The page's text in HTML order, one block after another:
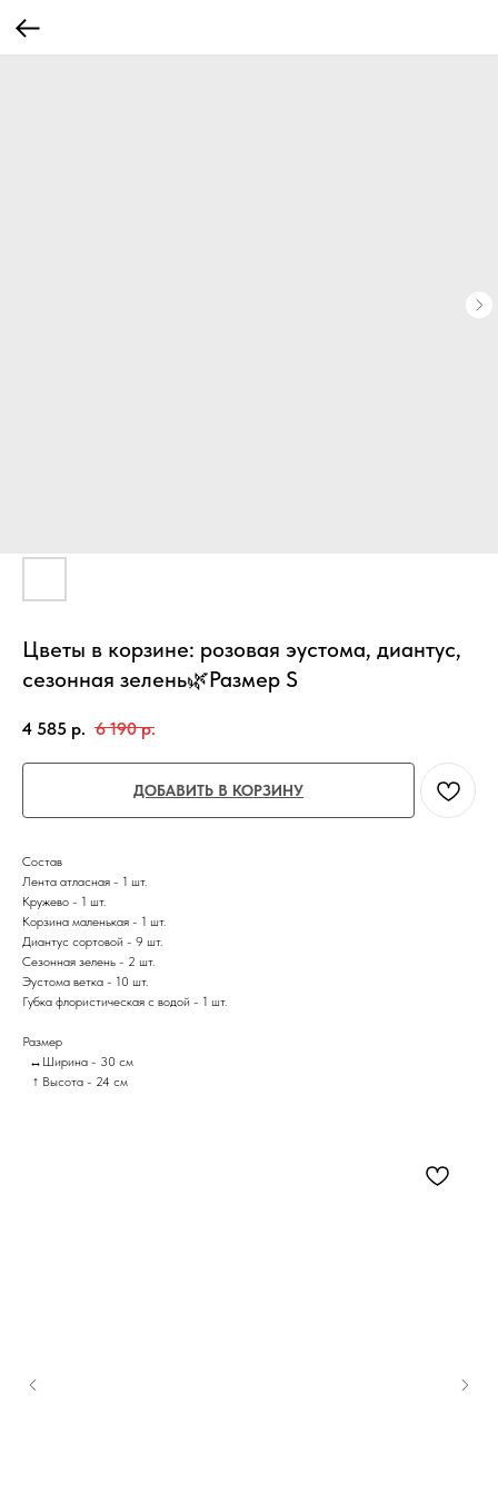
Цветы в корзине: розовая эустома, диантус,
сезонная зелень🌿Размер S
4 585 р. 6 190 р.
ДОБАВИТЬ В КОРЗИНУ
Состав
Лента атласная - 1 шт.
Кружево - 1 шт.
Корзина маленькая - 1 шт.
Диантус сортовой - 9 шт.
Сезонная зелень - 2 шт.
Эустома ветка - 10 шт.
Губка флористическая с водой - 1 шт.
Размер
↔Ширина - 30 см
↑ Высота - 24 см